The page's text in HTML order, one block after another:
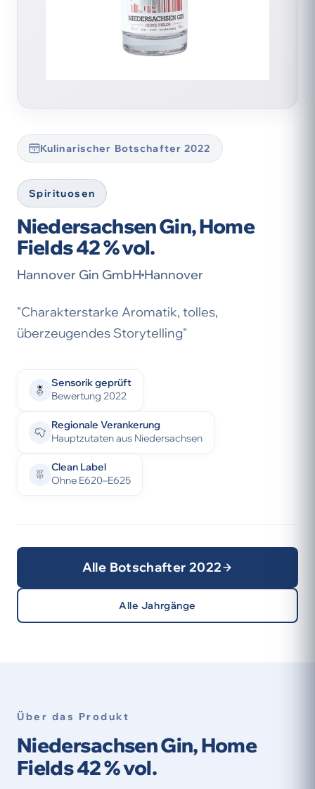
Kulinarischer Botschafter 2022
Spirituosen
Niedersachsen Gin, Home
Fields 42 % vol.
Hannover Gin GmbH Hannover
"Charakterstarke Aromatik, tolles,
überzeugendes Storytelling"
Sensorik geprüft
Bewertung 2022
Regionale Verankerung
Hauptzutaten aus Niedersachsen
Clean Label
Ohne E620–E625
Alle Botschafter 2022
Alle Jahrgänge
Über das Produkt
Niedersachsen Gin, Home
Fields 42 % vol.